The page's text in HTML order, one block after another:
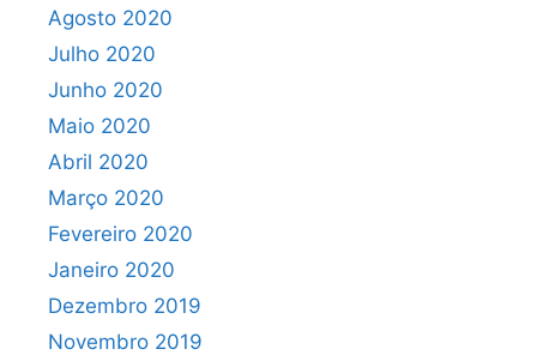
Agosto 2020
Julho 2020
Junho 2020
Maio 2020
Abril 2020
Março 2020
Fevereiro 2020
Janeiro 2020
Dezembro 2019
Novembro 2019